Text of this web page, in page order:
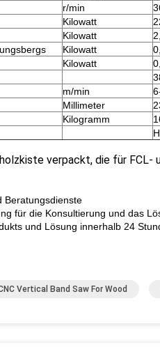
r/min
Kilowatt
Kilowatt
Kilowatt
Kilowatt
m/min
Millimeter
Kilogramm
verpackt, die für FCL-
Beratungsdienste
für die Konsultierung und das
und Lösung innerhalb 24
Vertical Band Saw For Wood